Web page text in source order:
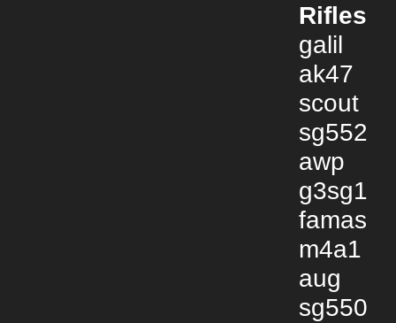
Rifles
galil
ak47
scout
sg552
awp
g3sg1
famas
m4a1
aug
sg550